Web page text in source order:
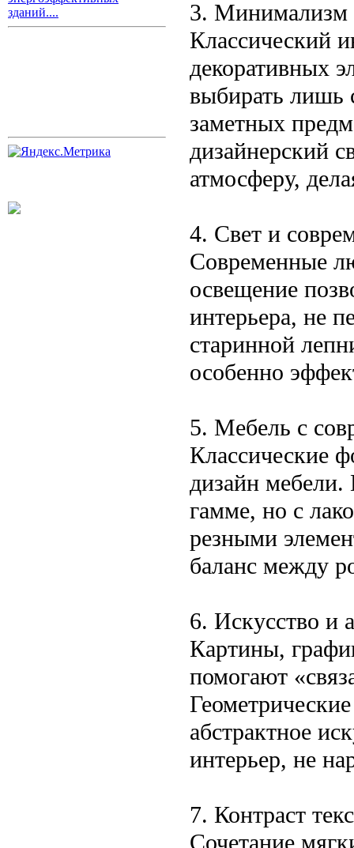
зданий....
3. Минимализм
Классический
декоративных
выбирать лишь
заметных
дизайнерский
атмосферу,
4. Свет и
Современные
освещение
интерьера, не
старинной
особенно
5. Мебель с
Классические
дизайн мебели.
гамме, но с
резными
баланс между
6. Искусство и
Картины,
помогают
абстрактное
интерьер, не
7. Контраст
Сочетание